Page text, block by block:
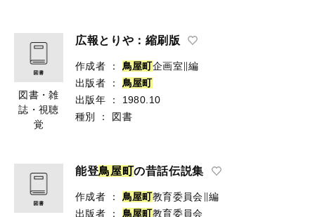
図書・雑
誌・視聴
覚
広報とりや：縮刷版
作成者 ： 鳥屋町企画室∥編
出版者
： 鳥屋町
出版年
：
1980.10
種別
： 図書
能登鳥屋町の昔話伝説集
作成者 ： 鳥屋町教育委員会∥編
出版者
： 鳥屋町教育委員会